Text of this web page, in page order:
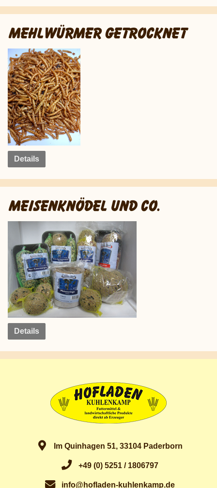
MEHLWÜRMER GETROCKNET
Details
MEISENKNÖDEL UND CO.
Details
Im Quinhagen 51, 33104 Paderborn
+49 (0) 5251 / 1806797
info@hofladen-kuhlenkamp.de